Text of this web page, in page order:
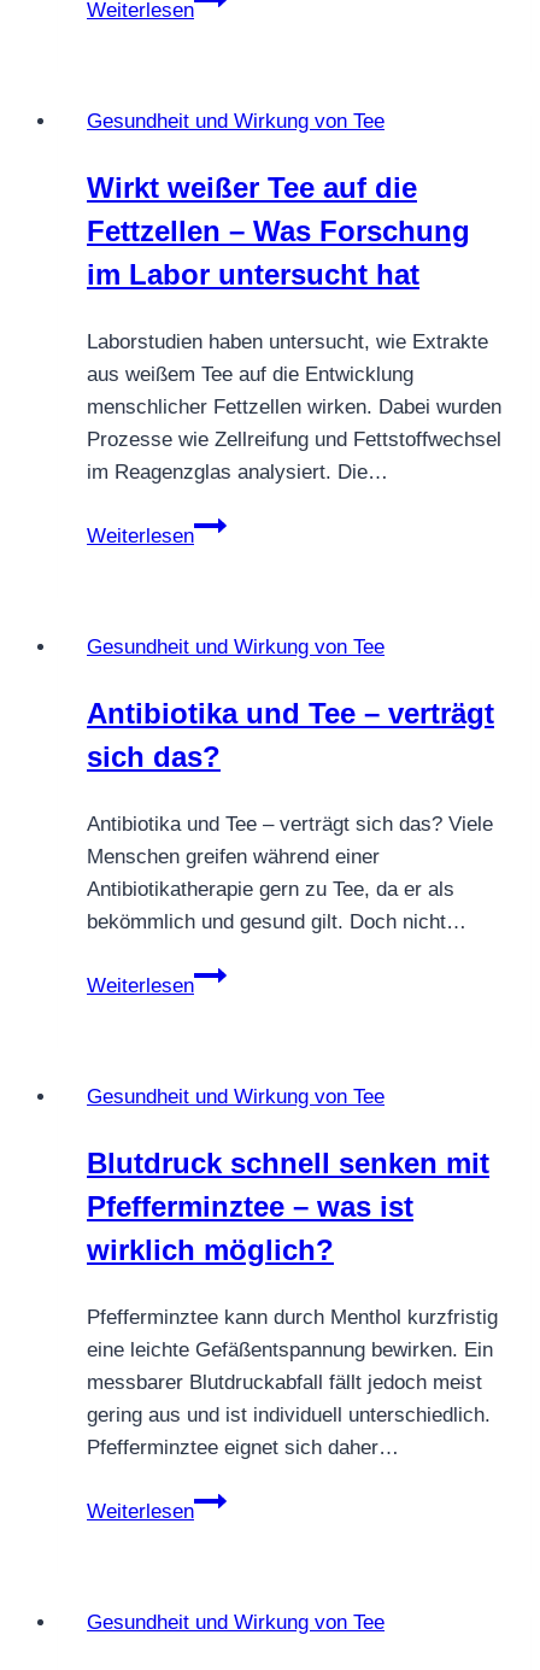
Weiterlesen
Kombinationen
kreative
Mischideen
Gesundheit und Wirkung von Tee
Wirkt weißer Tee auf die
Fettzellen – Was Forschung
im Labor untersucht hat
Laborstudien haben untersucht, wie Extrakte
aus weißem Tee auf die Entwicklung
menschlicher Fettzellen wirken. Dabei wurden
Prozesse wie Zellreifung und Fettstoffwechsel
im Reagenzglas analysiert. Die…
Weiterlesen
Wirkt
die
–
Was
im
Labor
untersucht
hat
Gesundheit und Wirkung von Tee
Antibiotika und Tee – verträgt
sich das?
Antibiotika und Tee – verträgt sich das? Viele
Menschen greifen während einer
Antibiotikatherapie gern zu Tee, da er als
bekömmlich und gesund gilt. Doch nicht…
Weiterlesen
Antibiotika
verträgt
das?
Gesundheit und Wirkung von Tee
Blutdruck schnell senken mit
Pfefferminztee – was ist
wirklich möglich?
Pfefferminztee kann durch Menthol kurzfristig
eine leichte Gefäßentspannung bewirken. Ein
messbarer Blutdruckabfall fällt jedoch meist
gering aus und ist individuell unterschiedlich.
Pfefferminztee eignet sich daher…
Weiterlesen
Blutdruck
Pfefferminztee
Gesundheit und Wirkung von Tee